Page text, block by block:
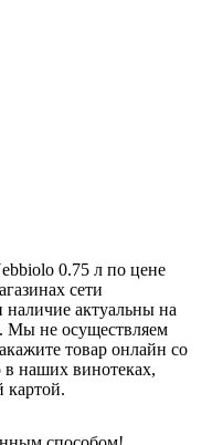
0.75 л по цене
сети
актуальны на
Мы не осуществляем
товар онлайн со
наших винотеках,
картой.